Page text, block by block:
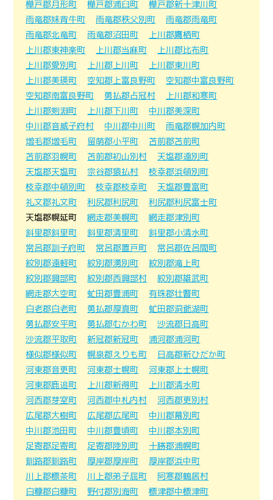
樺戸郡月形町
樺戸郡浦臼町
樺戸郡新十津川町
雨竜郡妹背牛町
雨竜郡秩父別町
雨竜郡雨竜町
雨竜郡北竜町
雨竜郡沼田町
上川郡鷹栖町
上川郡東神楽町
上川郡当麻町
上川郡比布町
上川郡愛別町
上川郡上川町
上川郡東川町
上川郡美瑛町
空知郡上富良野町
空知郡中富良野町
空知郡南富良野町
勇払郡占冠村
上川郡和寒町
上川郡剣淵町
上川郡下川町
中川郡美深町
中川郡音威子府村
中川郡中川町
雨竜郡幌加内町
増毛郡増毛町
留萌郡小平町
苫前郡苫前町
苫前郡羽幌町
苫前郡初山別村
天塩郡遠別町
天塩郡天塩町
宗谷郡猿払村
枝幸郡浜頓別町
枝幸郡中頓別町
枝幸郡枝幸町
天塩郡豊富町
礼文郡礼文町
利尻郡利尻町
利尻郡利尻富士町
天塩郡幌延町
網走郡美幌町
網走郡津別町
斜里郡斜里町
斜里郡清里町
斜里郡小清水町
常呂郡訓子府町
常呂郡置戸町
常呂郡佐呂間町
紋別郡遠軽町
紋別郡湧別町
紋別郡滝上町
紋別郡興部町
紋別郡西興部村
紋別郡雄武町
網走郡大空町
虻田郡豊浦町
有珠郡壮瞥町
白老郡白老町
勇払郡厚真町
虻田郡洞爺湖町
勇払郡安平町
勇払郡むかわ町
沙流郡日高町
沙流郡平取町
新冠郡新冠町
浦河郡浦河町
様似郡様似町
幌泉郡えりも町
日高郡新ひだか町
河東郡音更町
河東郡士幌町
河東郡上士幌町
河東郡鹿追町
上川郡新得町
上川郡清水町
河西郡芽室町
河西郡中札内村
河西郡更別村
広尾郡大樹町
広尾郡広尾町
中川郡幕別町
中川郡池田町
中川郡豊頃町
中川郡本別町
足寄郡足寄町
足寄郡陸別町
十勝郡浦幌町
釧路郡釧路町
厚岸郡厚岸町
厚岸郡浜中町
川上郡標茶町
川上郡弟子屈町
阿寒郡鶴居村
白糠郡白糠町
野付郡別海町
標津郡中標津町